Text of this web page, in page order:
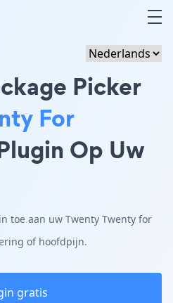
Picker
For
Op Uw
toe aan uw Twenty Twenty for
of hoofdpijn.
gratis